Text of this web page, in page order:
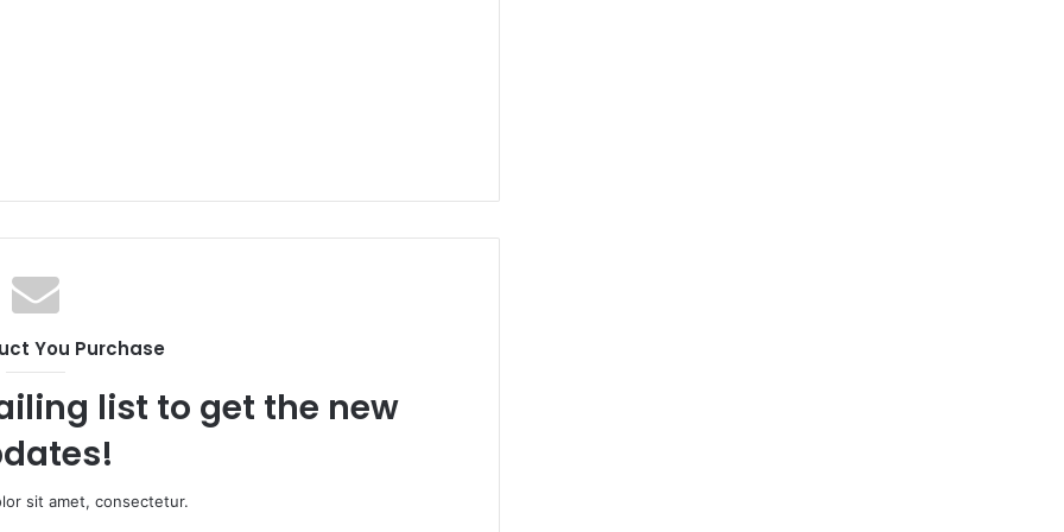
You Purchase
list to get the new
sit amet, consectetur.